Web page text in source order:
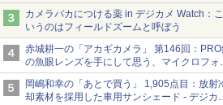
Watch
カメラバカにつける薬 in デジカメ Watch：
いうのはフィールドズームと呼ぼう
赤城耕一の「アカギカメラ」 第146回：
の魚眼レンズを手にして思う、マイクロフォ
サーズへの期待と可能性
岡嶋和幸の「あとで買う」 1,905点目：放射
却素材を採用した車用サンシェード - デジカ